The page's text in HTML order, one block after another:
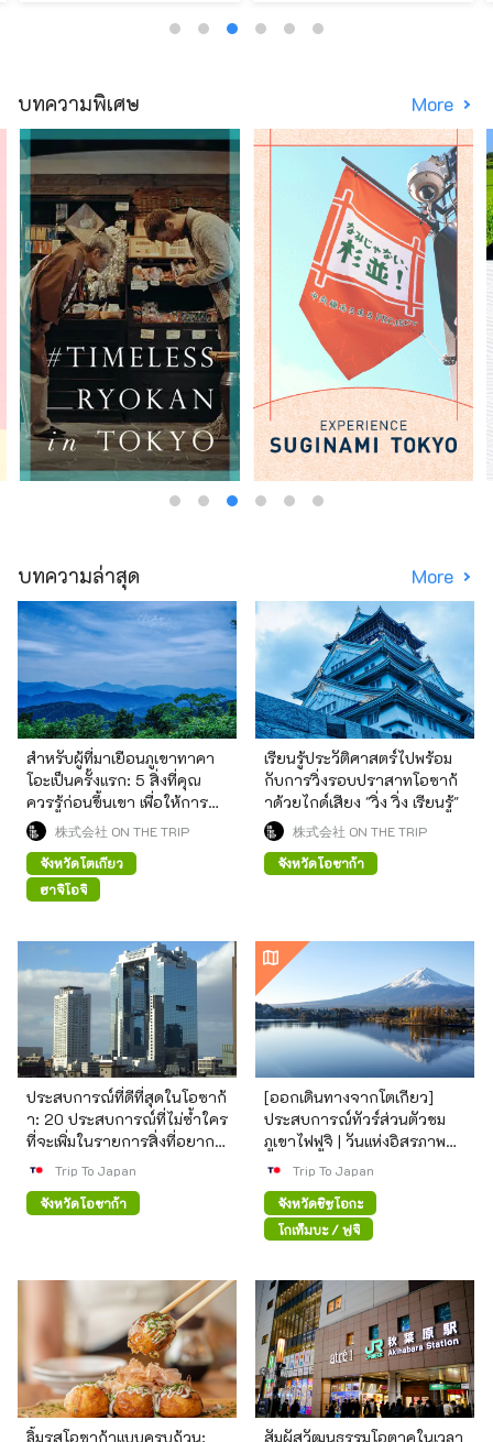
บทความพิเศษ More
บทความล่าสุด More
สำหรับผู้ที่มาเยือนภูเขาทาคา
โอะเป็นครั้งแรก: 5 สิ่งที่คุณ
ควรรู้ก่อนขึ้นเขา เพื่อให้การปีน
เขาเป็นไปอย่างสนุกสนาน
株式会社 ON THE TRIP
จังหวัดโตเกียว
ฮาจิโอจิ
เรียนรู้ประวัติศาสตร์ไปพร้อม
กับการวิ่งรอบปราสาทโอซาก้
าด้วยไกด์เสียง "วิ่ง วิ่ง เรียนรู้"
株式会社 ON THE TRIP
จังหวัดโอซาก้า
ประสบการณ์ที่ดีที่สุดในโอซาก้
า: 20 ประสบการณ์ที่ไม่ซ้ำใคร
ที่จะเพิ่มในรายการสิ่งที่อยาก
ทำในการเดินทางของคุณ
Trip To Japan
จังหวัดโอซาก้า
[ออกเดินทางจากโตเกียว]
ประสบการณ์ทัวร์ส่วนตัวชม
ภูเขาไฟฟูจิ | วันแห่งอิสรภาพสุด
หรู
Trip To Japan
จังหวัดชิซูโอกะ
โกเท็มบะ / ฟูจิ
ลิ้มรสโอซาก้าแบบครบถ้วน: สัมผัสวัฒนธรรมโอตาคุในเวลา